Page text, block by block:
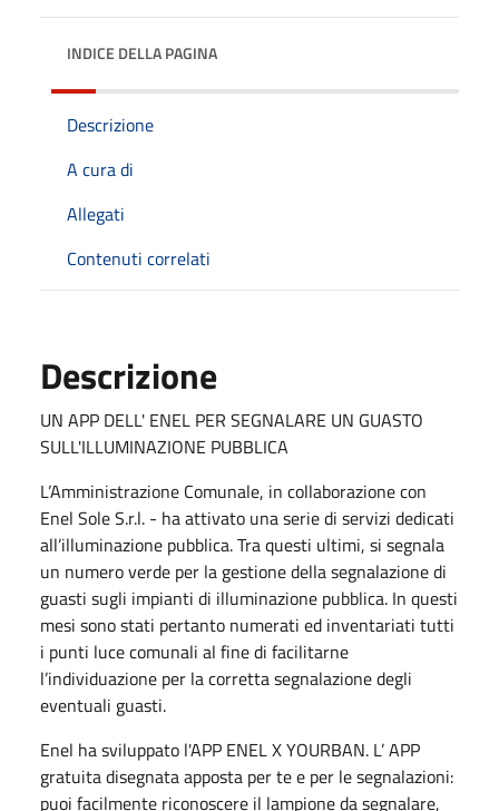
INDICE DELLA PAGINA
Descrizione
A cura di
Allegati
Contenuti correlati
Descrizione
UN APP DELL' ENEL PER SEGNALARE UN GUASTO
SULL'ILLUMINAZIONE PUBBLICA
L’Amministrazione Comunale, in collaborazione con
Enel Sole S.r.l. - ha attivato una serie di servizi dedicati
all’illuminazione pubblica. Tra questi ultimi, si segnala
un numero verde per la gestione della segnalazione di
guasti sugli impianti di illuminazione pubblica. In questi
mesi sono stati pertanto numerati ed inventariati tutti
i punti luce comunali al fine di facilitarne
l’individuazione per la corretta segnalazione degli
eventuali guasti.
Enel ha sviluppato l'APP ENEL X YOURBAN. L’ APP
gratuita disegnata apposta per te e per le segnalazioni:
puoi facilmente riconoscere il lampione da segnalare,